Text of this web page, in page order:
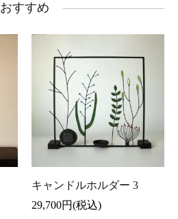
おすすめ
キャンドルホルダー 3
29,700円(税込)